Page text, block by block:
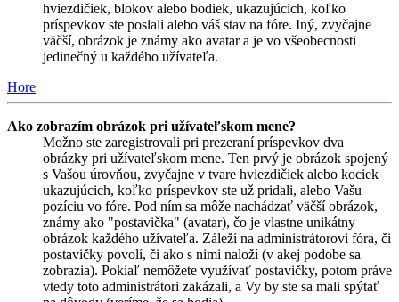
hviezdičiek, blokov alebo bodiek, ukazujúcich, koľko
príspevkov ste poslali alebo váš stav na fóre. Iný, zvyčajne
väčší, obrázok je známy ako avatar a je vo všeobecnosti
jedinečný u každého užívateľa.
Hore
Ako zobrazím obrázok pri užívateľskom mene?
Možno ste zaregistrovali pri prezeraní príspevkov dva
obrázky pri užívateľskom mene. Ten prvý je obrázok spojený
s Vašou úrovňou, zvyčajne v tvare hviezdičiek alebo kociek
ukazujúcich, koľko príspevkov ste už pridali, alebo Vašu
pozíciu vo fóre. Pod ním sa môže nachádzať väčší obrázok,
známy ako "postavička" (avatar), čo je vlastne unikátny
obrázok každého užívateľa. Záleží na administrátorovi fóra, či
postavičky povolí, či ako s nimi naloží (v akej podobe sa
zobrazia). Pokiaľ nemôžete využívať postavičky, potom práve
vtedy toto administrátori zakázali, a Vy by ste sa mali spýtať